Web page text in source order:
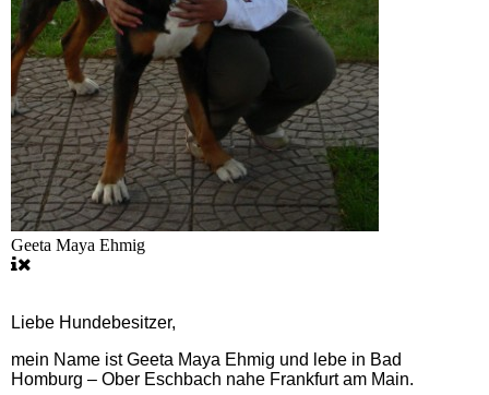
Geeta Maya Ehmig
Liebe Hundebesitzer,
mein Name ist Geeta Maya Ehmig und lebe in Bad
Homburg – Ober Eschbach nahe Frankfurt am Main.